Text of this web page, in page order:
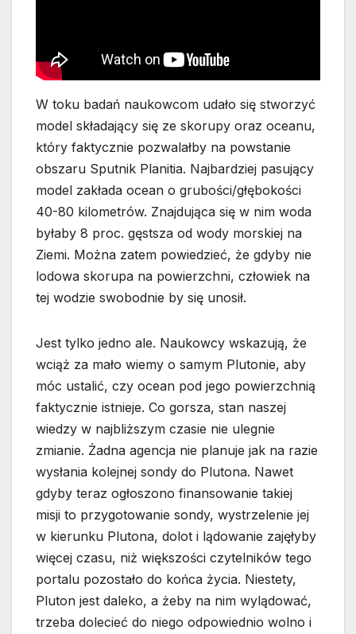
W toku badań naukowcom udało się stworzyć
model składający się ze skorupy oraz oceanu,
który faktycznie pozwalałby na powstanie
obszaru Sputnik Planitia. Najbardziej pasujący
model zakłada ocean o grubości/głębokości
40-80 kilometrów. Znajdująca się w nim woda
byłaby 8 proc. gęstsza od wody morskiej na
Ziemi. Można zatem powiedzieć, że gdyby nie
lodowa skorupa na powierzchni, człowiek na
tej wodzie swobodnie by się unosił.
Jest tylko jedno ale. Naukowcy wskazują, że
wciąż za mało wiemy o samym Plutonie, aby
móc ustalić, czy ocean pod jego powierzchnią
faktycznie istnieje. Co gorsza, stan naszej
wiedzy w najbliższym czasie nie ulegnie
zmianie. Żadna agencja nie planuje jak na razie
wysłania kolejnej sondy do Plutona. Nawet
gdyby teraz ogłoszono finansowanie takiej
misji to przygotowanie sondy, wystrzelenie jej
w kierunku Plutona, dolot i lądowanie zajęłyby
więcej czasu, niż większości czytelników tego
portalu pozostało do końca życia. Niestety,
Pluton jest daleko, a żeby na nim wylądować,
trzeba dolecieć do niego odpowiednio wolno i